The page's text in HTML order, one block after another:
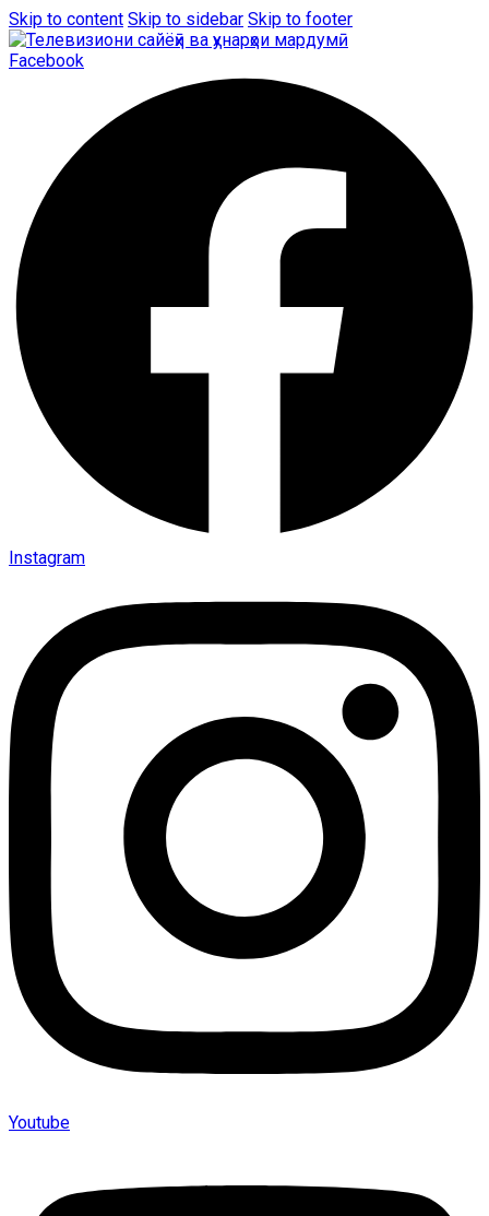
Skip to content Skip to sidebar Skip to footer
Facebook
Instagram
Youtube